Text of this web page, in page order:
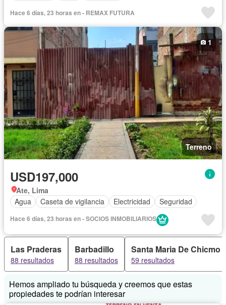
Hace 6 días, 23 horas en - REMAX FUTURA
Terreno
1
USD197,000
Ate, Lima
Agua
Caseta de vigilancia Electricidad Seguridad
Hace 6 días, 23 horas en - SOCIOS INMOBILIARIOS
Las Praderas
88 resultados
Barbadillo
88 resultados
Santa Maria De Chicmo
59 resultados
Hemos ampliado tu búsqueda y creemos que estas
propiedades te podrían interesar